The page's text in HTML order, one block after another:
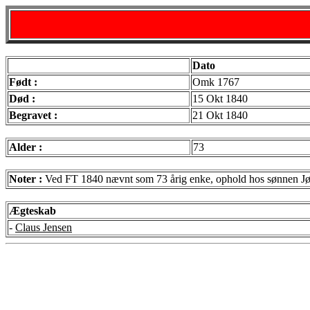
Dato
Født :
Omk 1767
Død :
15 Okt 1840
Begravet :
21 Okt 1840
Alder : 73
Noter : Ved FT 1840 nævnt som 73 årig enke, ophold hos sønnen
Ægteskab
- Claus Jensen